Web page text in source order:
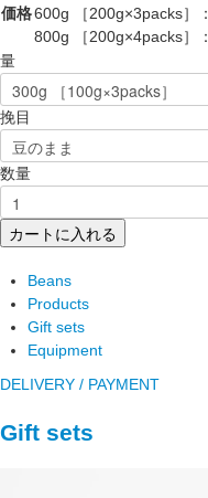
価格600g ［200g×3packs］：
800g ［200g×4packs］：
量
挽目
数量
カートに入れる
Beans
Products
Gift sets
Equipment
DELIVERY / PAYMENT
Gift sets